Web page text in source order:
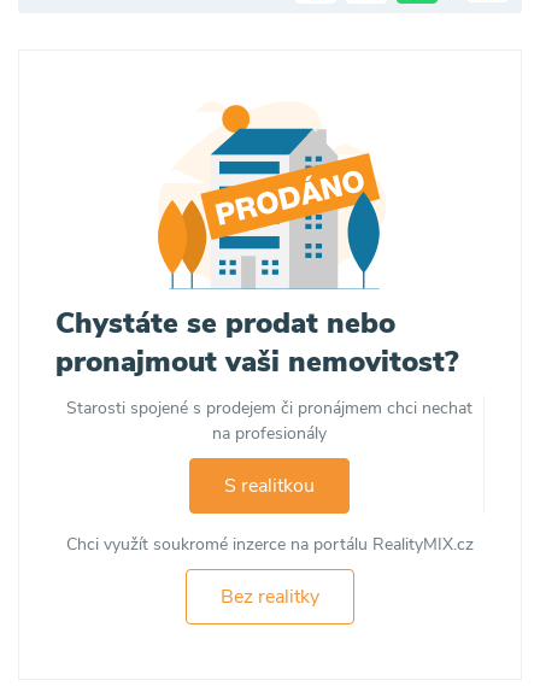
Chystáte se prodat nebo
pronajmout vaši nemovitost?
Starosti spojené s prodejem či pronájmem chci nechat
na profesionály
S realitkou
Chci využít soukromé inzerce na portálu RealityMIX.cz
Bez realitky